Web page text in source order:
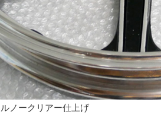
ノークリアー仕上げ